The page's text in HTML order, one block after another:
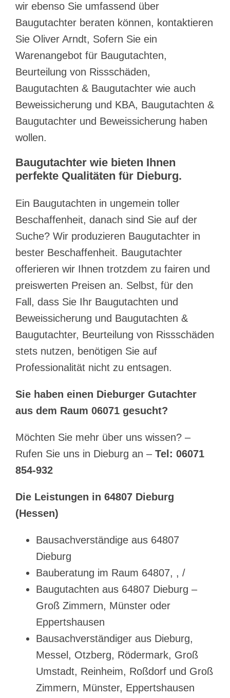
wir ebenso Sie umfassend über
Baugutachter beraten können, kontaktieren
Sie Oliver Arndt, Sofern Sie ein
Warenangebot für Baugutachten,
Beurteilung von Rissschäden,
Baugutachten & Baugutachter wie auch
Beweissicherung und KBA, Baugutachten &
Baugutachter und Beweissicherung haben
wollen.
Baugutachter wie bieten Ihnen
perfekte Qualitäten für Dieburg.
Ein Baugutachten in ungemein toller
Beschaffenheit, danach sind Sie auf der
Suche? Wir produzieren Baugutachter in
bester Beschaffenheit. Baugutachter
offerieren wir Ihnen trotzdem zu fairen und
preiswerten Preisen an. Selbst, für den
Fall, dass Sie Ihr Baugutachten und
Beweissicherung und Baugutachten &
Baugutachter, Beurteilung von Rissschäden
stets nutzen, benötigen Sie auf
Professionalität nicht zu entsagen.
Sie haben einen Dieburger Gutachter
aus dem Raum 06071 gesucht?
Möchten Sie mehr über uns wissen? –
Rufen Sie uns in Dieburg an – Tel: 06071
854-932
Die Leistungen in 64807 Dieburg
(Hessen)
Bausachverständige aus 64807
Dieburg
Bauberatung im Raum 64807, , /
Baugutachten aus 64807 Dieburg –
Groß Zimmern, Münster oder
Eppertshausen
Bausachverständiger aus Dieburg,
Messel, Otzberg, Rödermark, Groß
Umstadt, Reinheim, Roßdorf und Groß
Zimmern, Münster, Eppertshausen